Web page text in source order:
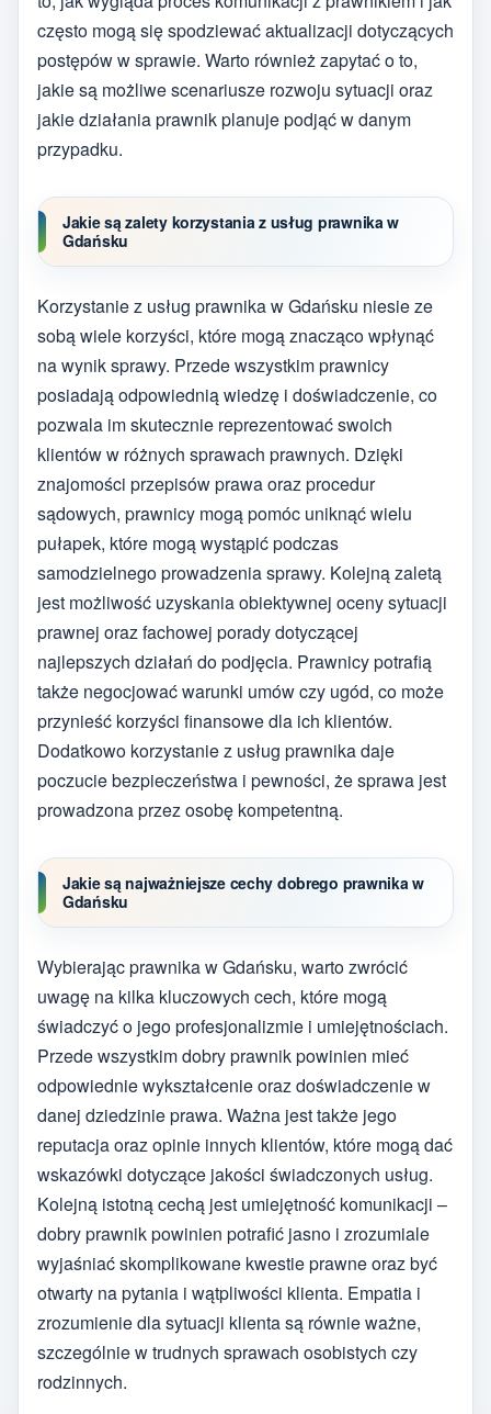
często mogą się spodziewać aktualizacji dotyczących
postępów w sprawie. Warto również zapytać o to,
jakie są możliwe scenariusze rozwoju sytuacji oraz
jakie działania prawnik planuje podjąć w danym
przypadku.
Jakie są zalety korzystania z usług prawnika w
Gdańsku
Korzystanie z usług prawnika w Gdańsku niesie ze
sobą wiele korzyści, które mogą znacząco wpłynąć
na wynik sprawy. Przede wszystkim prawnicy
posiadają odpowiednią wiedzę i doświadczenie, co
pozwala im skutecznie reprezentować swoich
klientów w różnych sprawach prawnych. Dzięki
znajomości przepisów prawa oraz procedur
sądowych, prawnicy mogą pomóc uniknąć wielu
pułapek, które mogą wystąpić podczas
samodzielnego prowadzenia sprawy. Kolejną zaletą
jest możliwość uzyskania obiektywnej oceny sytuacji
prawnej oraz fachowej porady dotyczącej
najlepszych działań do podjęcia. Prawnicy potrafią
także negocjować warunki umów czy ugód, co może
przynieść korzyści finansowe dla ich klientów.
Dodatkowo korzystanie z usług prawnika daje
poczucie bezpieczeństwa i pewności, że sprawa jest
prowadzona przez osobę kompetentną.
Jakie są najważniejsze cechy dobrego prawnika w
Gdańsku
Wybierając prawnika w Gdańsku, warto zwrócić
uwagę na kilka kluczowych cech, które mogą
świadczyć o jego profesjonalizmie i umiejętnościach.
Przede wszystkim dobry prawnik powinien mieć
odpowiednie wykształcenie oraz doświadczenie w
danej dziedzinie prawa. Ważna jest także jego
reputacja oraz opinie innych klientów, które mogą dać
wskazówki dotyczące jakości świadczonych usług.
Kolejną istotną cechą jest umiejętność komunikacji –
dobry prawnik powinien potrafić jasno i zrozumiale
wyjaśniać skomplikowane kwestie prawne oraz być
otwarty na pytania i wątpliwości klienta. Empatia i
zrozumienie dla sytuacji klienta są równie ważne,
szczególnie w trudnych sprawach osobistych czy
rodzinnych.